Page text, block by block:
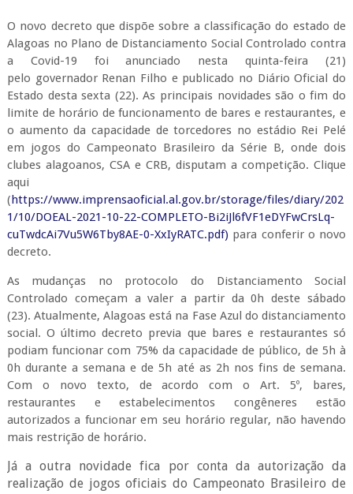
O novo decreto que dispõe sobre a classificação do estado de
Alagoas no Plano de Distanciamento Social Controlado contra
a Covid-19 foi anunciado nesta quinta-feira (21)
pelo governador Renan Filho e publicado no Diário Oficial do
Estado desta sexta (22). As principais novidades são o fim do
limite de horário de funcionamento de bares e restaurantes, e
o aumento da capacidade de torcedores no estádio Rei Pelé
em jogos do Campeonato Brasileiro da Série B, onde dois
clubes alagoanos, CSA e CRB, disputam a competição. Clique
aqui
(https://www.imprensaoficial.al.gov.br/storage/files/diary/202
1/10/DOEAL-2021-10-22-COMPLETO-Bi2iJl6fVF1eDYFwCrsLq-
cuTwdcAi7Vu5W6Tby8AE-0-XxIyRATC.pdf) para conferir o novo
decreto.
As mudanças no protocolo do Distanciamento Social
Controlado começam a valer a partir da 0h deste sábado
(23). Atualmente, Alagoas está na Fase Azul do distanciamento
social. O último decreto previa que bares e restaurantes só
podiam funcionar com 75% da capacidade de público, de 5h à
0h durante a semana e de 5h até as 2h nos fins de semana.
Com o novo texto, de acordo com o Art. 5º, bares,
restaurantes e estabelecimentos congêneres estão
autorizados a funcionar em seu horário regular, não havendo
mais restrição de horário.
Já a outra novidade fica por conta da autorização da
realização de jogos oficiais do Campeonato Brasileiro de